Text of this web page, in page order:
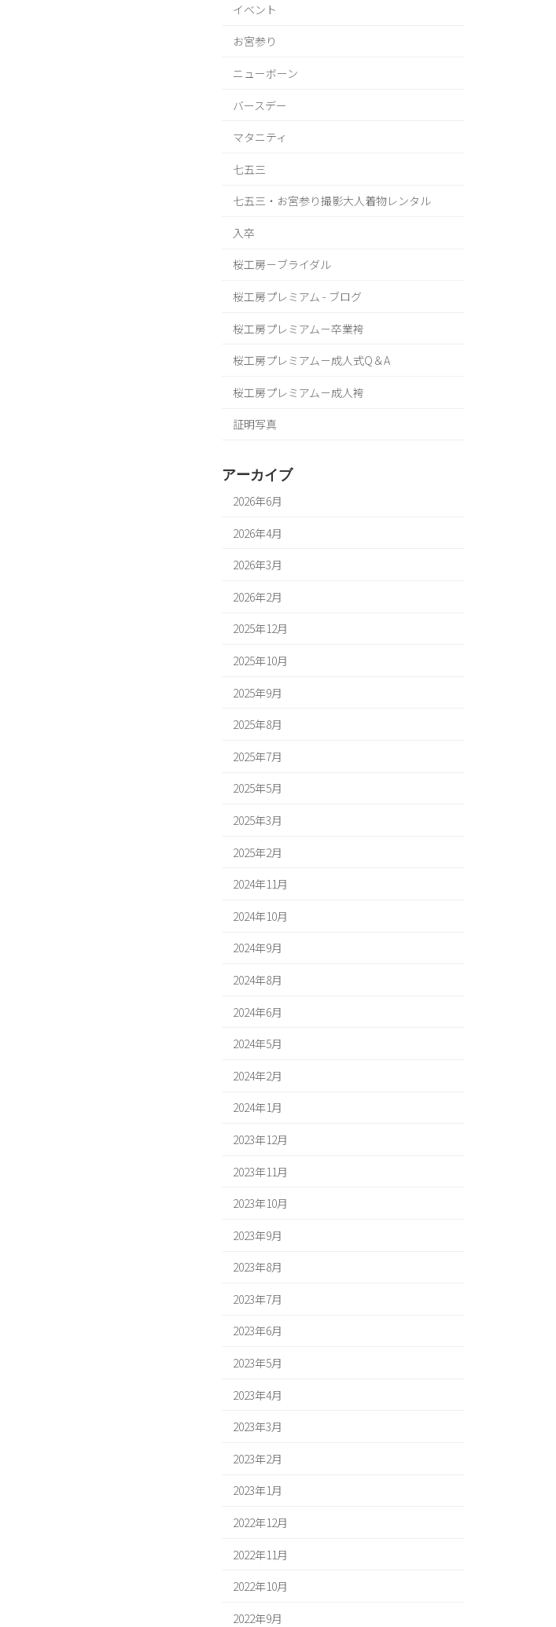
イベント
お宮参り
ニューボーン
バースデー
マタニティ
七五三
七五三・お宮参り撮影大人着物レンタル
入卒
桜工房－ブライダル
桜工房プレミアム - ブログ
桜工房プレミアム－卒業袴
桜工房プレミアム－成人式Q＆A
桜工房プレミアム－成人袴
証明写真
アーカイブ
2026年6月
2026年4月
2026年3月
2026年2月
2025年12月
2025年10月
2025年9月
2025年8月
2025年7月
2025年5月
2025年3月
2025年2月
2024年11月
2024年10月
2024年9月
2024年8月
2024年6月
2024年5月
2024年2月
2024年1月
2023年12月
2023年11月
2023年10月
2023年9月
2023年8月
2023年7月
2023年6月
2023年5月
2023年4月
2023年3月
2023年2月
2023年1月
2022年12月
2022年11月
2022年10月
2022年9月